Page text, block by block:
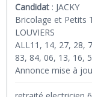
Candidat : JACKY
Bricolage et Petits
LOUVIERS
ALL11, 14, 27, 28,
83, 84, 06, 13, 16,
Annonce mise à